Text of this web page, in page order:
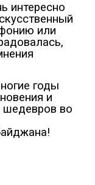
интересно
или
годы
и
шедевров во